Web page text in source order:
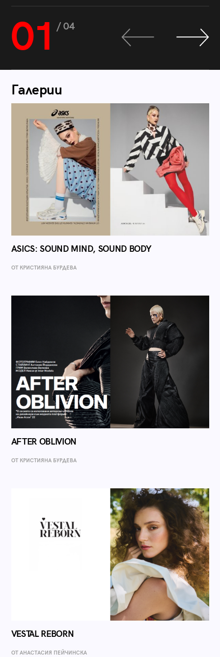
01 / 04
Галерии
ASICS: SOUND MIND, SOUND BODY
ОТ КРИСТИЯНА БУРДЕВА
AFTER OBLIVION
ОТ КРИСТИЯНА БУРДЕВА
VESTAL REBORN
ОТ AНАСТАСИЯ ПЕЙЧИНСКА